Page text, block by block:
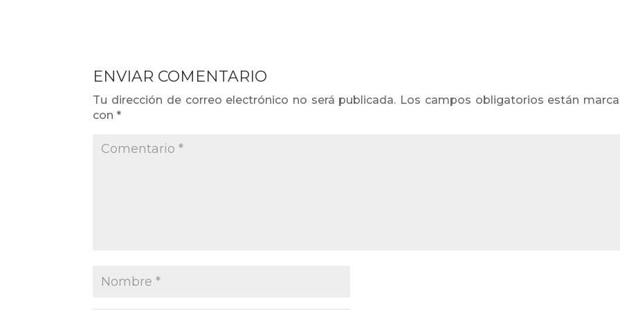
ENVIAR COMENTARIO
Tu dirección de correo electrónico no será publicada. Los campos obligatorios están
con*